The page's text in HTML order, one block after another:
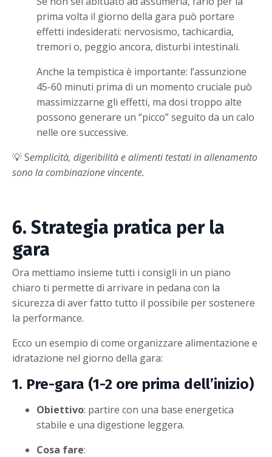
prima volta il giorno della gara può portare
effetti indesiderati: nervosismo, tachicardia,
tremori o, peggio ancora, disturbi intestinali.
Anche la tempistica è importante: l’assunzione
45-60 minuti prima di un momento cruciale può
massimizzarne gli effetti, ma dosi troppo alte
possono generare un “picco” seguito da un calo
nelle ore successive.
💡 Semplicità, digeribilità e alimenti testati in allenamento
sono la combinazione vincente.
6. Strategia pratica per la
gara
Ora mettiamo insieme tutti i consigli in un piano
chiaro ti permette di arrivare in pedana con la
sicurezza di aver fatto tutto il possibile per sostenere
la performance.
Ecco un esempio di come organizzare alimentazione e
idratazione nel giorno della gara:
1. Pre-gara (1-2 ore prima dell’inizio)
Obiettivo: partire con una base energetica
stabile e una digestione leggera.
Cosa fare: